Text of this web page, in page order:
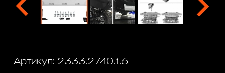
Артикул: 2333.2740.1.6